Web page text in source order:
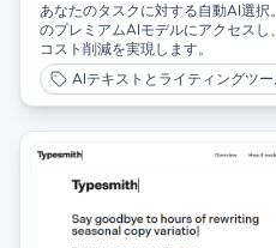
あなたのタスクに対する自動AI選
のプレミアムAIモデルにアクセス
コスト削減を実現します。
AIテキストとライティングツ